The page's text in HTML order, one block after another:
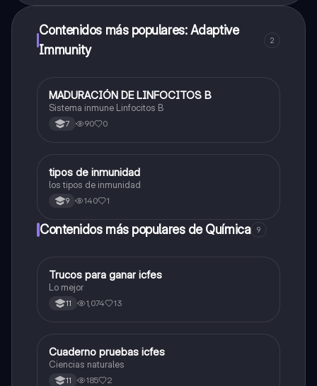
Contenidos más populares: Adaptive
Immunity
2
Biologia
MADURACIÓN DE LINFOCITOS B
Sistema inmune Linfocitos B
7 90 0
Biologia
tipos de inmunidad
los tipos de inmunidad
9 140 1
Contenidos más populares de Química 9
Química
Trucos para ganar icfes
Lo mejor
11 1,074 13
Biologia
Cuaderno pruebas icfes
Ciencias naturales
11 185 2